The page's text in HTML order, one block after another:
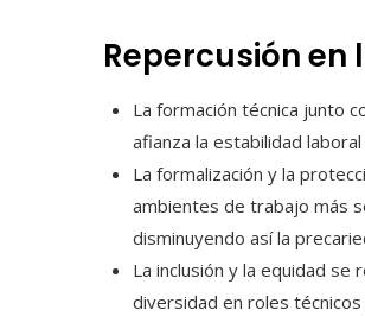
Repercusión
La formación técnica junto
afianza la estabilidad
La formalización y la
ambientes de trabajo más
disminuyendo así la
La inclusión y la equidad
diversidad en roles